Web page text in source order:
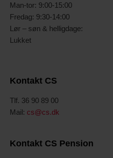
Man-tor: 9:00-15:00
Fredag: 9:30-14:00
Lør – søn & helligdage:
Lukket
Kontakt CS
Tlf. 36 90 89 00
Mail: cs@cs.dk
Kontakt CS Pension